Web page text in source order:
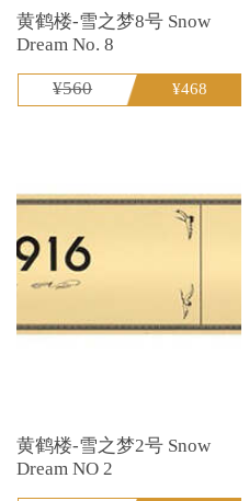
黄鹤楼-雪之梦8号 Snow
Dream No. 8
¥560 ¥468
黄鹤楼-雪之梦2号 Snow
Dream NO 2